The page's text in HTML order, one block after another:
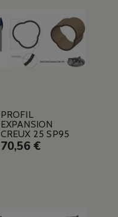
PROFIL
EXPANSION
CREUX 25 SP95
70,56 €